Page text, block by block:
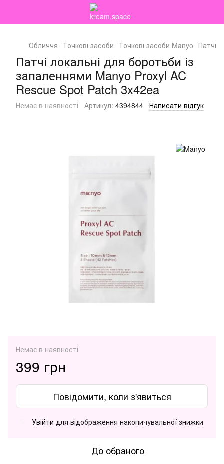
Обличчя Точкові засоби Точкові засоби Manyo Патчі
Патчі локальні для боротьби із
запаленнями Manyo Proxyl AC
Rescue Spot Patch 3x42ea
Немає в наявності Артикул: 4394844 Написати відгук
Немає в наявності
399 грн
Повідомити, коли з'явиться
Увійти для відображення накопичувальної знижки
До обраного